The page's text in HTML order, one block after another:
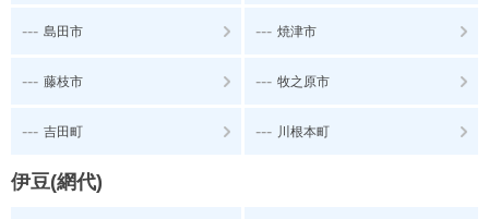
--- 島田市 --- 焼津市
--- 藤枝市 --- 牧之原市
--- 吉田町 --- 川根本町
伊豆(網代)